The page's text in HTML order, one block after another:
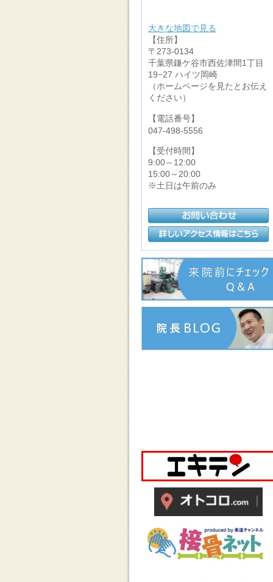
大きな地図で見る
【住所】
〒273-0134
千葉県鎌ケ谷市西佐津間1丁目
19−27 ハイツ岡崎
（ホームページを見たとお伝え
ください）
【電話番号】
047-498-5556
【受付時間】
9:00～12:00
15:00～20:00
※土日は午前のみ